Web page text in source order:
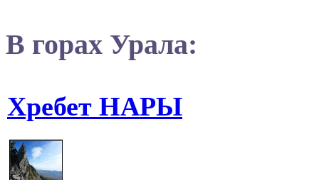
В горах Урала:
Хребет НАРЫ